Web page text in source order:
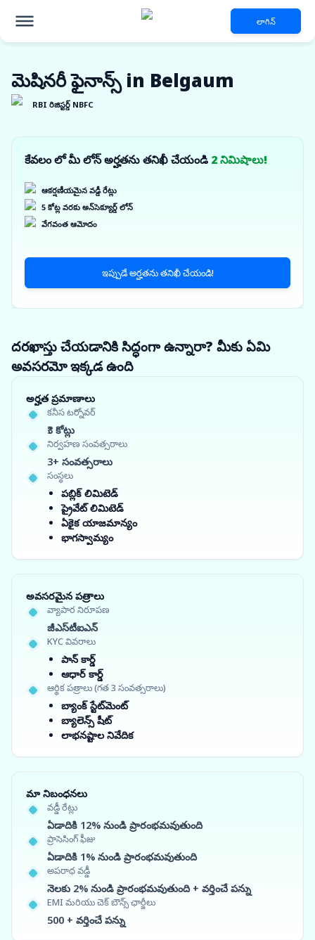
లాగిన్
మెషినరీ ఫైనాన్స్ in Belgaum
RBI రిజిస్టర్డ్ NBFC
కేవలం లో మీ లోన్ అర్హతను తనిఖీ చేయండి 2 నిమిషాలు!
ఆకర్షణీయమైన వడ్డీ రేట్లు
5 కోట్ల వరకు అన్‌సెక్యూర్డ్ లోన్
వేగవంత ఆమోదం
ఇప్పుడే అర్హతను తనిఖీ చేయండి!
దరఖాస్తు చేయడానికి సిద్ధంగా ఉన్నారా? మీకు ఏమి
అవసరమో ఇక్కడ ఉంది
అర్హత ప్రమాణాలు
కనీస టర్నోవర్
₹3 కోట్లు
నిర్వహణ సంవత్సరాలు
3+ సంవత్సరాలు
సంస్థలు
పబ్లిక్ లిమిటెడ్
ప్రైవేట్ లిమిటెడ్
ఏకైక యాజమాన్యం
భాగస్వామ్యం
అవసరమైన పత్రాలు
వ్యాపార నిరూపణ
జీఎస్‌టీఐఎన్
KYC వివరాలు
పాన్ కార్డ్
ఆధార్ కార్డ్
ఆర్థిక పత్రాలు (గత 3 సంవత్సరాలు)
బ్యాంక్ స్టేట్‌మెంట్
బ్యాలెన్స్ షీట్
లాభనష్టాల నివేదిక
మా నిబంధనలు
వడ్డీ రేట్లు
ఏడాదికి 12% నుండి ప్రారంభమవుతుంది
ప్రాసెసింగ్ ఫీజు
ఏడాదికి 1% నుండి ప్రారంభమవుతుంది
అపరాధ వడ్డీ
నెలకు 2% నుండి ప్రారంభమవుతుంది + వర్తించే పన్ను
EMI మరియు చెక్ బౌన్స్ ఛార్జీలు
500 + వర్తించే పన్ను